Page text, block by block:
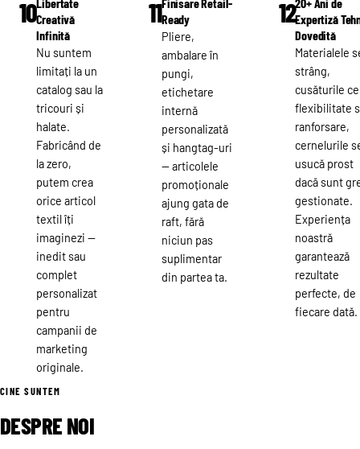
10Creativă
Infinită
Nu suntem
limitați la un
catalog sau la
tricouri și
halate.
Fabricând de
la zero,
putem crea
orice articol
textil îți
imaginezi —
inedit sau
complet
personalizat
pentru
campanii de
marketing
originale.
11Ready
Pliere,
ambalare în
pungi,
etichetare
internă
personalizată
și hangtag-uri
— articolele
promoționale
ajung gata de
raft, fără
niciun pas
suplimentar
din partea ta.
12Expertiză
Dovedită
Materialele
strâng,
cusăturile
flexibilitate
ranforsare,
cernelurile
usucă prost
dacă sunt
gestionate.
Experiența
noastră
garantează
rezultate
perfecte, de
fiecare dată.
CINE SUNTEM
DESPRE NOI